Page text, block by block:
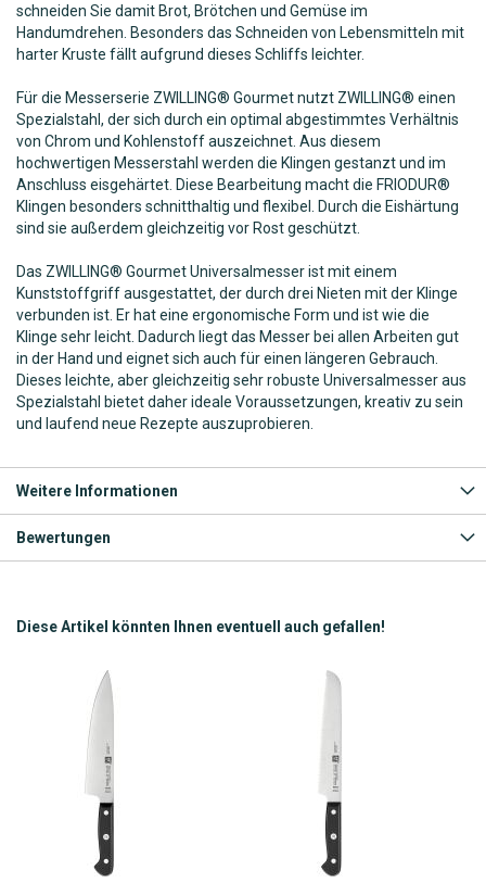
schneiden Sie damit Brot, Brötchen und Gemüse im
Handumdrehen. Besonders das Schneiden von Lebensmitteln mit
harter Kruste fällt aufgrund dieses Schliffs leichter.
Für die Messerserie ZWILLING® Gourmet nutzt ZWILLING® einen
Spezialstahl, der sich durch ein optimal abgestimmtes Verhältnis
von Chrom und Kohlenstoff auszeichnet. Aus diesem
hochwertigen Messerstahl werden die Klingen gestanzt und im
Anschluss eisgehärtet. Diese Bearbeitung macht die FRIODUR®
Klingen besonders schnitthaltig und flexibel. Durch die Eishärtung
sind sie außerdem gleichzeitig vor Rost geschützt.
Das ZWILLING® Gourmet Universalmesser ist mit einem
Kunststoffgriff ausgestattet, der durch drei Nieten mit der Klinge
verbunden ist. Er hat eine ergonomische Form und ist wie die
Klinge sehr leicht. Dadurch liegt das Messer bei allen Arbeiten gut
in der Hand und eignet sich auch für einen längeren Gebrauch.
Dieses leichte, aber gleichzeitig sehr robuste Universalmesser aus
Spezialstahl bietet daher ideale Voraussetzungen, kreativ zu sein
und laufend neue Rezepte auszuprobieren.
Weitere Informationen
Bewertungen
Diese Artikel könnten Ihnen eventuell auch gefallen!